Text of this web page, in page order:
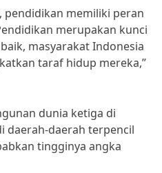
pendidikan memiliki peran
merupakan kunci
masyarakat Indonesia
taraf hidup mereka,”
dunia ketiga di
daerah-daerah terpencil
tingginya angka